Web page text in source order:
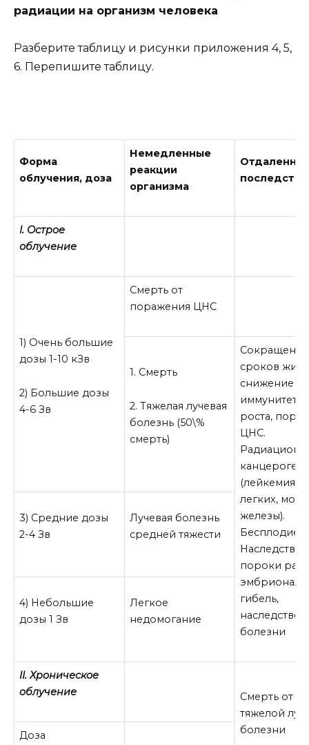
радиации на организм человека
Разберите таблицу и рисунки приложения 4, 5,
6. Перепишите таблицу.
Форма
облучения, доза
Немедленные
реакции
организма
I. Острое
облучение
1) Очень большие
дозы 1-10 кЗв
2) Большие дозы
4-6 Зв
Смерть от
поражения ЦНС
1. Смерть
2. Тяжелая лучевая
болезнь (50\%
смерть)
Сокращение
сроков
снижение
иммунитета,
роста,
ЦНС.
(лейкемия,
легких,
железы).
Бесплодие.
пороки
гибель,
болезни
3) Средние дозы
2-4 Зв
Лучевая болезнь
средней тяжести
4) Небольшие
дозы 1 Зв
Легкое
недомогание
II. Хроническое
облучение
Смерть от
тяжелой
болезни
Доза